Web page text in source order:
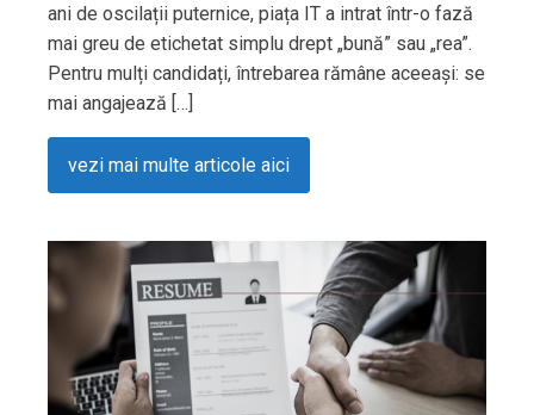
ani de oscilații puternice, piața IT a intrat într-o fază
mai greu de etichetat simplu drept „bună” sau „rea”.
Pentru mulți candidați, întrebarea rămâne aceeași: se
mai angajează […]
vezi mai multe articole aici